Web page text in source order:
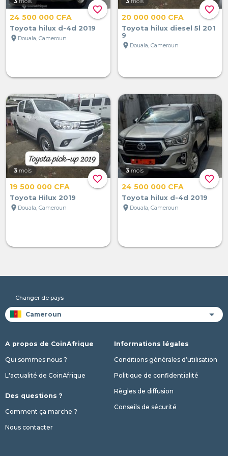
favorite_border
24 500 000 CFA
Toyota hilux d-4d 2019
location_on Douala, Cameroun
favorite_border
20 000 000 CFA
Toyota hilux diesel 5l 201
9
location_on Douala, Cameroun
favorite_border
3 mois
19 500 000 CFA
Toyota Hilux 2019
location_on Douala, Cameroun
favorite_border
3 mois
24 500 000 CFA
Toyota hilux d-4d 2019
location_on Douala, Cameroun
Changer de pays
A propos de CoinAfrique
Qui sommes nous ?
L'actualité de CoinAfrique
Des questions ?
Comment ça marche ?
Nous contacter
Informations légales
Conditions générales d’utilisation
Politique de confidentialité
Règles de diffusion
Conseils de sécurité